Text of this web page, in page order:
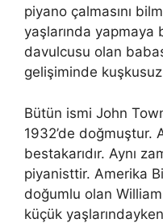
piyano çalmasını
yaşlarında yapmaya
davulcusu olan
gelişiminde
Bütün ismi John
1932’de doğmuştur.
bestakarıdır. Aynı
piyanisttir. Amerika
doğumlu olan
küçük